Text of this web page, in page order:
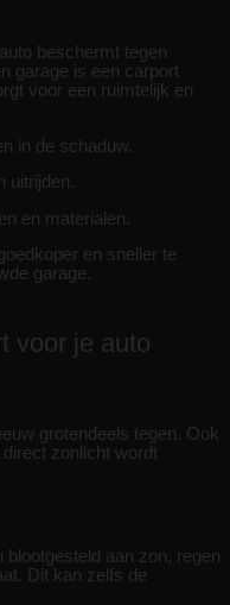
beschermt tegen
garage is een carport
voor een ruimtelijk en
in de schaduw.
uitrijden.
en materialen.
en sneller te
garage.
voor je auto
grotendeels tegen. Ook
direct zonlicht wordt
aan zon, regen
Dit kan zelfs de